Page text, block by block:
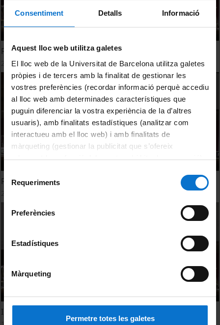
Consentiment Detalls Informació
Aquest lloc web utilitza galetes
El lloc web de la Universitat de Barcelona utilitza galetes
pròpies i de tercers amb la finalitat de gestionar les
vostres preferències (recordar informació perquè accediu
al lloc web amb determinades característiques que
puguin diferenciar la vostra experiència de la d’altres
usuaris), amb finalitats estadístiques (analitzar com
interactueu amb el lloc web) i amb finalitats de
màrqueting (gestionar la publicitat que s’ofereix
adequant-la en funció dels vostres hàbits de navegació).
consultar laPolítica de galetes del lloc web de la
Selecció
de Requeriments
Preferències
Estadístiques
Màrqueting
Permetre totes les galetes
Reportatge de la VI Jornada Ambiental
28 September, 2017
Reportatge de la VI Jornada Ambiental (versió curta)
Inauguració VI Jornada Ambiental